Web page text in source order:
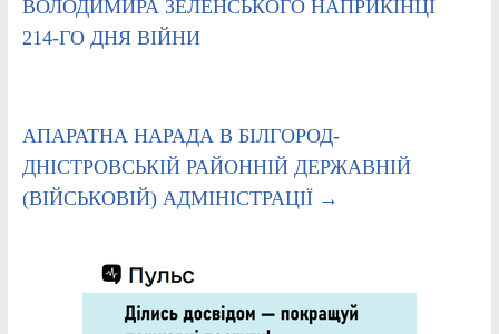
ВОЛОДИМИРА ЗЕЛЕНСЬКОГО НАПРИКІНЦІ
214-ГО ДНЯ ВІЙНИ
АПАРАТНА НАРАДА В БІЛГОРОД-
ДНІСТРОВСЬКІЙ РАЙОННІЙ ДЕРЖАВНІЙ
(ВІЙСЬКОВІЙ) АДМІНІСТРАЦІЇ →